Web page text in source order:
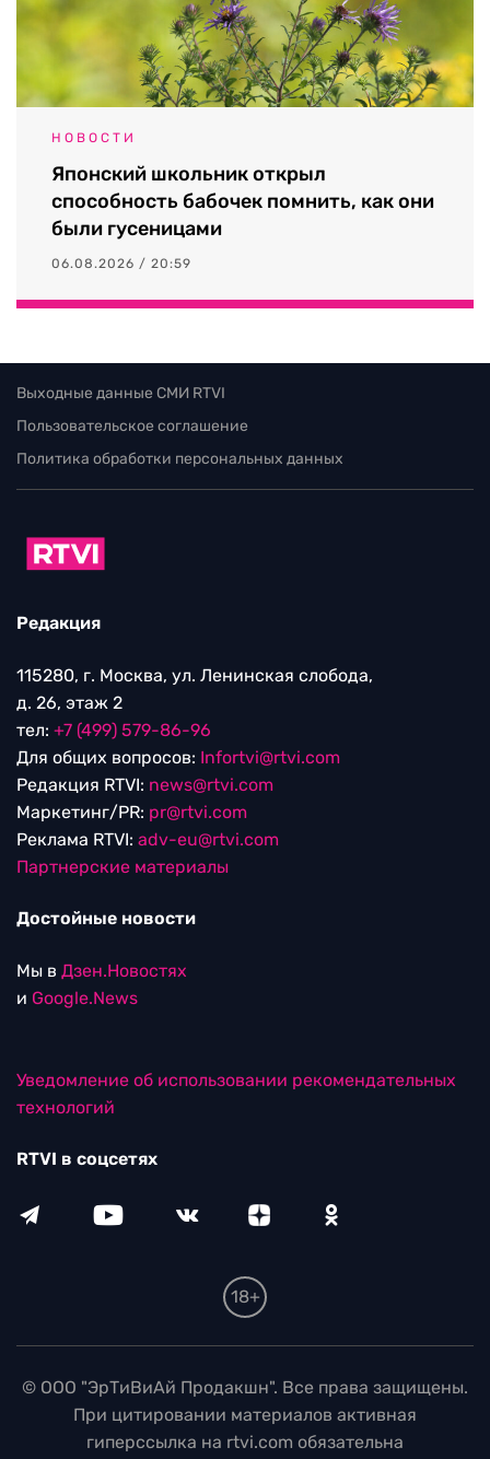
НОВОСТИ
Японский школьник открыл
способность бабочек помнить, как они
были гусеницами
06.08.2026 / 20:59
Выходные данные СМИ RTVI
Пользовательское соглашение
Политика обработки персональных данных
Редакция
115280, г. Москва, ул. Ленинская слобода,
д. 26, этаж 2
тел: +7 (499) 579-86-96
Для общих вопросов: Infortvi@rtvi.com
Редакция RTVI: news@rtvi.com
Маркетинг/PR: pr@rtvi.com
Реклама RTVI: adv-eu@rtvi.com
Партнерские материалы
Достойные новости
Мы в Дзен.Новостях
и Google.News
Уведомление об использовании рекомендательных
технологий
RTVI в соцсетях
18+
© ООО "ЭрТиВиАй Продакшн". Все права защищены.
При цитировании материалов активная
гиперссылка на rtvi.com обязательна